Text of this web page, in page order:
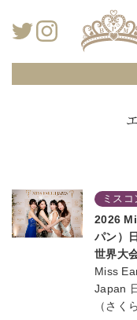
ミスコ
2026
パン）
世界大
Miss
Japan
（さく